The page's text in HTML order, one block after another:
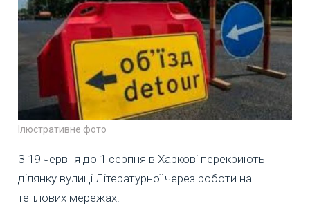
Ілюстративне фото
З 19 червня до 1 серпня в Харкові перекриють
ділянку вулиці Літературної через роботи на
теплових мережах.